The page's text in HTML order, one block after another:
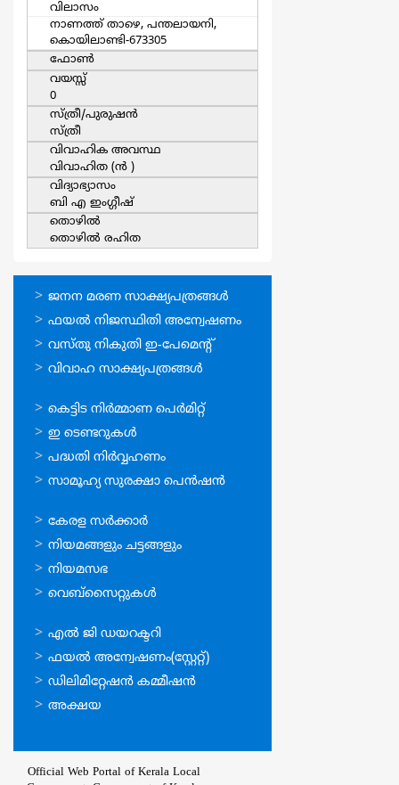
വിലാസം
നാണത്ത് താഴെ, പന്തലായനി,
കൊയിലാണ്ടി-673305
ഫോൺ
വയസ്സ്
0
സ്ത്രീ/പുരുഷന്‍
സ്ത്രീ
വിവാഹിക അവസ്ഥ
വിവാഹിത (ന്‍ )
വിദ്യാഭ്യാസം
ബി എ ഇംഗ്ഗീഷ്
തൊഴില്‍
തൊഴില്‍ രഹിത
ഓണ്‍ലൈന്‍
സേവനങ്ങള്‍
ജനന മരണ സാക്ഷ്യപത്രങ്ങള്‍
ഫയല്‍ നിജസ്ഥിതി അന്വേഷണം
വസ്തു നികുതി ഇ-പേമെന്റ്
വിവാഹ സാക്ഷ്യപത്രങ്ങള്‍
ഓണ്‍ലൈന്‍
സേവനങ്ങള്‍
കെട്ടിട നിര്‍മ്മാണ പെര്‍മിറ്റ്‌
ഇ ടെണ്ടറുകള്‍
പദ്ധതി നിര്‍വ്വഹണം
സാമൂഹ്യ സുരക്ഷാ പെന്‍ഷന്‍
ഉപയോഗപ്രദമായ
കണ്ണികള്‍
കേരള സര്‍ക്കാര്‍
നിയമങ്ങളും ചട്ടങ്ങളും
നിയമസഭ
വെബ്സൈറ്റുകള്‍
ഉപയോഗപ്രദമായ
കണ്ണികള്‍
എല്‍ ജി ഡയറക്ടറി
ഫയല്‍ അന്വേഷണം(സ്റ്റേറ്റ്)
ഡിലിമിറ്റേഷന്‍ കമ്മീഷന്‍
അക്ഷയ
Official Web Portal of Kerala Local